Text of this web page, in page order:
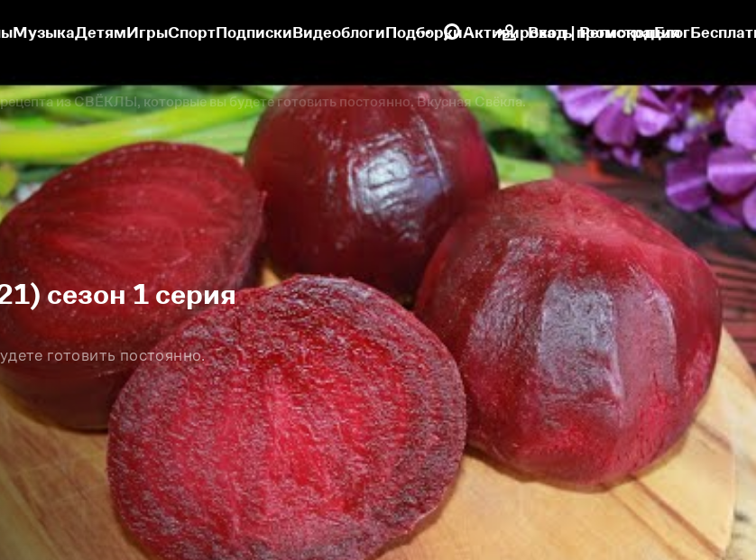
МузыкаДетямИгрыСпортПодпискиВидеоблогиПодборкиАктивировать промокодБлог
Вход | Регистрация
из СВЁКЛЫ, которвые вы будете готовить постоянно. Вкусная Свёкла.
сезон 1 серия
готовить постоянно.